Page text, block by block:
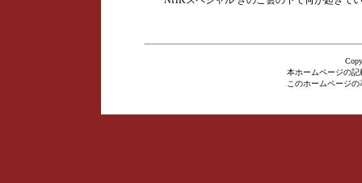
本ホームページの
このホームページ